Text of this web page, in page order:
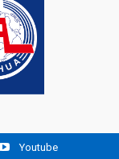
Youtube